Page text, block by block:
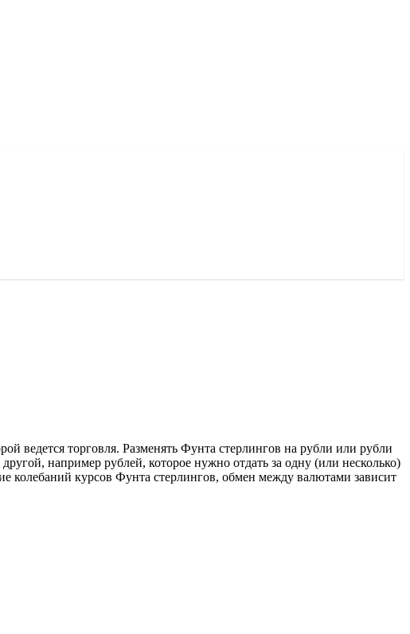
ведется торговля. Разменять Фунта стерлингов на рубли или рубли
например рублей, которое нужно отдать за одну (или несколько)
колебаний курсов Фунта стерлингов, обмен между валютами зависит